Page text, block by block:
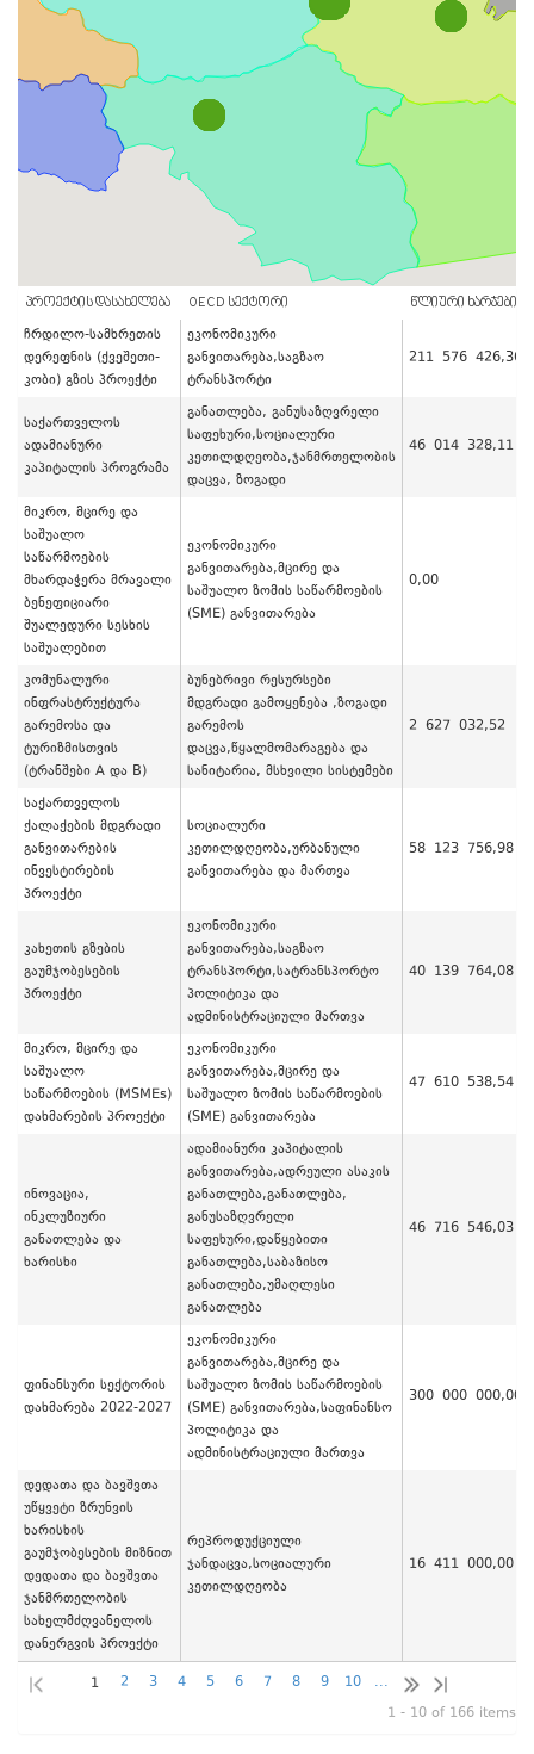
ᲞᲠᲝᲔᲥᲢᲘᲡ ᲓᲐᲡᲐᲮᲔᲚᲔᲑᲐ OECD ᲡᲔᲥᲢᲝᲠᲘ ᲬᲚᲘᲣᲠᲘ ᲮᲐᲠᲯᲔᲑᲘ /
ჩრდილო-სამხრეთის
დერეფნის (ქვეშეთი-
კობი) გზის პროექტი
ეკონომიკური
განვითარება,საგზაო
ტრანსპორტი
211 576 426,36
საქართველოს
ადამიანური
კაპიტალის პროგრამა
განათლება, განუსაზღვრელი
საფეხური,სოციალური
კეთილდღეობა,ჯანმრთელობის
დაცვა, ზოგადი
46 014 328,11
მიკრო, მცირე და
საშუალო
საწარმოების
მხარდაჭერა მრავალი
ბენეფიციარი
შუალედური სესხის
საშუალებით
ეკონომიკური
განვითარება,მცირე და
საშუალო ზომის საწარმოების
(SME) განვითარება
0,00
კომუნალური
ინფრასტრუქტურა
გარემოსა და
ტურიზმისთვის
(ტრანშები A და B)
ბუნებრივი რესურსები
მდგრადი გამოყენება ,ზოგადი
გარემოს
დაცვა,წყალმომარაგება და
სანიტარია, მსხვილი სისტემები
2 627 032,52
საქართველოს
ქალაქების მდგრადი
განვითარების
ინვესტირების
პროექტი
სოციალური
კეთილდღეობა,ურბანული
განვითარება და მართვა
58 123 756,98
კახეთის გზების
გაუმჯობესების
პროექტი
ეკონომიკური
განვითარება,საგზაო
ტრანსპორტი,სატრანსპორტო
პოლიტიკა და
ადმინისტრაციული მართვა
40 139 764,08
მიკრო, მცირე და
საშუალო
საწარმოების (MSMEs)
დახმარების პროექტი
ეკონომიკური
განვითარება,მცირე და
საშუალო ზომის საწარმოების
(SME) განვითარება
47 610 538,54
ინოვაცია,
ინკლუზიური
განათლება და
ხარისხი
ადამიანური კაპიტალის
განვითარება,ადრეული ასაკის
განათლება,განათლება,
განუსაზღვრელი
საფეხური,დაწყებითი
განათლება,საბაზისო
განათლება,უმაღლესი
განათლება
46 716 546,03
ფინანსური სექტორის
დახმარება 2022-2027
ეკონომიკური
განვითარება,მცირე და
საშუალო ზომის საწარმოების
(SME) განვითარება,საფინანსო
პოლიტიკა და
ადმინისტრაციული მართვა
300 000 000,00
დედათა და ბავშვთა
უწყვეტი ზრუნვის
ხარისხის
გაუმჯობესების მიზნით
დედათა და ბავშვთა
ჯანმრთელობის
სახელმძღვანელოს
დანერგვის პროექტი
რეპროდუქციული
ჯანდაცვა,სოციალური
კეთილდღეობა
16 411 000,00
1 2 3 4 5 6 7 8 9 10
...
1 - 10 of 166 items